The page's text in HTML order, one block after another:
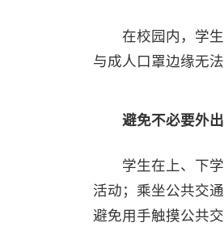
在校园内，学生
与成人口罩边缘无
避免不必要外
学生在上、下学
活动；乘坐公共交
避免用手触摸公共